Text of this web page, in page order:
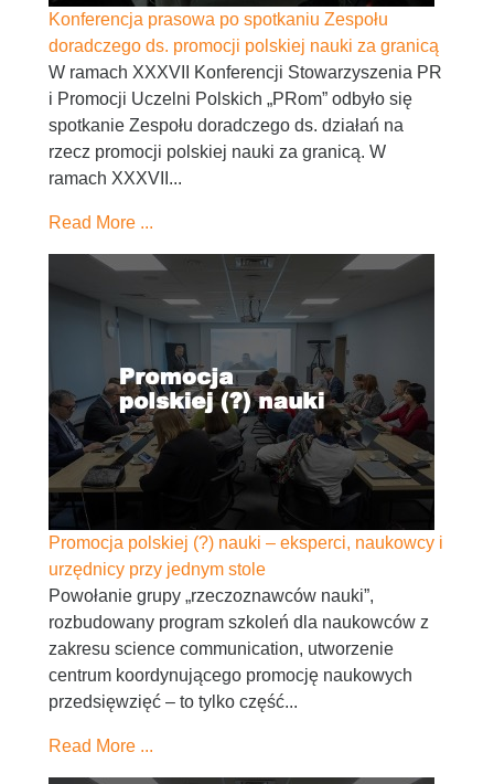
Konferencja prasowa po spotkaniu Zespołu
doradczego ds. promocji polskiej nauki za granicą
W ramach XXXVII Konferencji Stowarzyszenia PR
i Promocji Uczelni Polskich „PRom” odbyło się
spotkanie Zespołu doradczego ds. działań na
rzecz promocji polskiej nauki za granicą. W
ramach XXXVII...
Read More ...
Promocja polskiej (?) nauki – eksperci, naukowcy i
urzędnicy przy jednym stole
Powołanie grupy „rzeczoznawców nauki”,
rozbudowany program szkoleń dla naukowców z
zakresu science communication, utworzenie
centrum koordynującego promocję naukowych
przedsięwzięć – to tylko część...
Read More ...